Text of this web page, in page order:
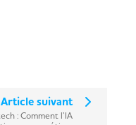
Article suivant
: Comment l’IA